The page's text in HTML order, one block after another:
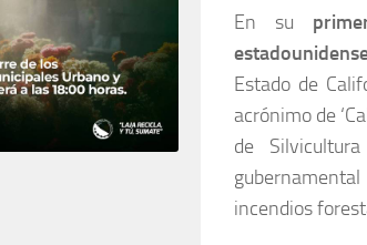
En su
Estado de
acrónimo de
de
incendios